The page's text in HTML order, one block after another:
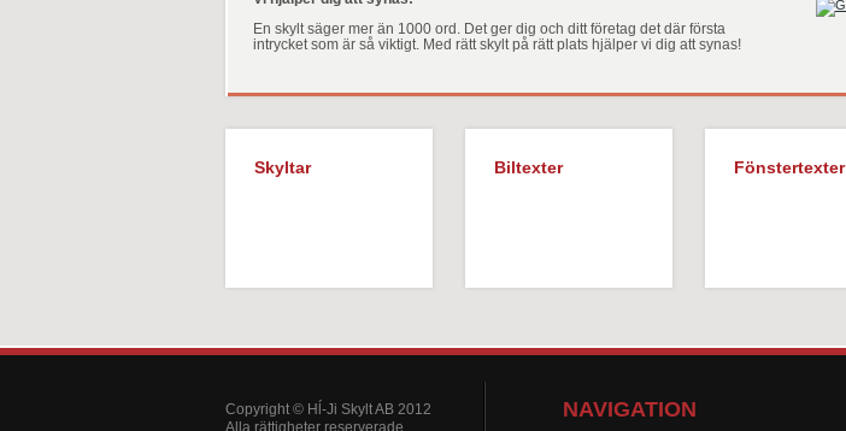
En skylt säger mer än 1000 ord. Det ger dig och ditt företag det där första
intrycket som är så viktigt. Med rätt skylt på rätt plats hjälper vi dig att synas!
Skyltar Biltexter Fönstertexter
Copyright © Hĺ-Ji Skylt AB 2012
Alla rättigheter reserverade.
NAVIGATION